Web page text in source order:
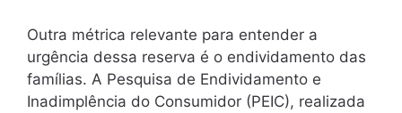
Outra métrica relevante para entender a
urgência dessa reserva é o endividamento das
famílias. A Pesquisa de Endividamento e
Inadimplência do Consumidor (PEIC), realizada